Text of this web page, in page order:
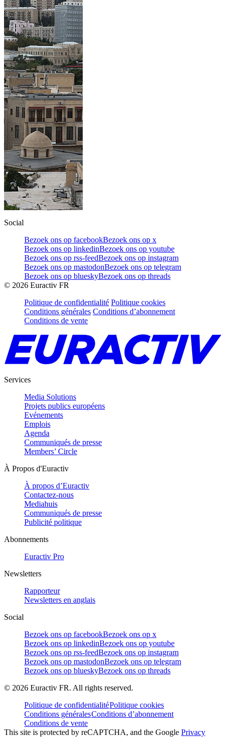
Social
Bezoek ons op facebookBezoek ons op x
Bezoek ons op linkedinBezoek ons op youtube
Bezoek ons op rss-feedBezoek ons op instagram
Bezoek ons op mastodonBezoek ons op telegram
Bezoek ons op blueskyBezoek ons op threads
© 2026 Euractiv FR
Politique de confidentialité Politique cookies
Conditions générales Conditions d’abonnement
Conditions de vente
Services
Media Solutions
Projets publics européens
Evénements
Emplois
Agenda
Communiqués de presse
Members’ Circle
À Propos d'Euractiv
À propos d’Euractiv
Contactez-nous
Mediahuis
Communiqués de presse
Publicité politique
Abonnements
Euractiv Pro
Newsletters
Rapporteur
Newsletters en anglais
Social
Bezoek ons op facebookBezoek ons op x
Bezoek ons op linkedinBezoek ons op youtube
Bezoek ons op rss-feedBezoek ons op instagram
Bezoek ons op mastodonBezoek ons op telegram
Bezoek ons op blueskyBezoek ons op threads
© 2026 Euractiv FR. All rights reserved.
Politique de confidentialitéPolitique cookies
Conditions généralesConditions d’abonnement
Conditions de vente
This site is protected by reCAPTCHA, and the Google Privacy